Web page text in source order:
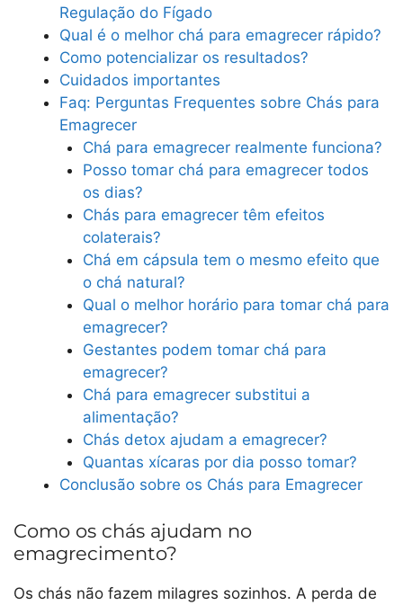
Regulação do Fígado
Qual é o melhor chá para emagrecer rápido?
Como potencializar os resultados?
Cuidados importantes
Faq: Perguntas Frequentes sobre Chás para
Emagrecer
Chá para emagrecer realmente funciona?
Posso tomar chá para emagrecer todos
os dias?
Chás para emagrecer têm efeitos
colaterais?
Chá em cápsula tem o mesmo efeito que
o chá natural?
Qual o melhor horário para tomar chá para
emagrecer?
Gestantes podem tomar chá para
emagrecer?
Chá para emagrecer substitui a
alimentação?
Chás detox ajudam a emagrecer?
Quantas xícaras por dia posso tomar?
Conclusão sobre os Chás para Emagrecer
Como os chás ajudam no
emagrecimento?
Os chás não fazem milagres sozinhos. A perda de